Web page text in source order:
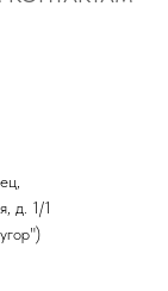
д. 1/1